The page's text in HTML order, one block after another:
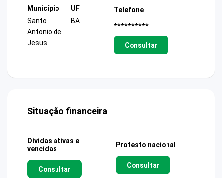
Município
Santo
Antonio de
Jesus
UF
BA
Telefone
**********
Consultar
Situação financeira
Dívidas ativas e
vencidas
Consultar
Protesto nacional
Consultar